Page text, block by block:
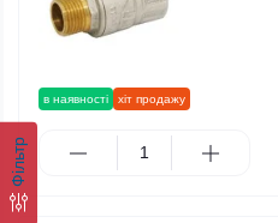
Фільтр
в наявності хіт продажу